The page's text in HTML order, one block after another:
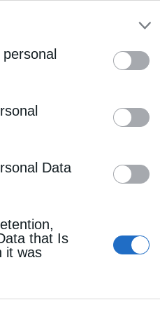
may further disclose it to
Data
that Is
it was
να κάνει υπακοή
από τον